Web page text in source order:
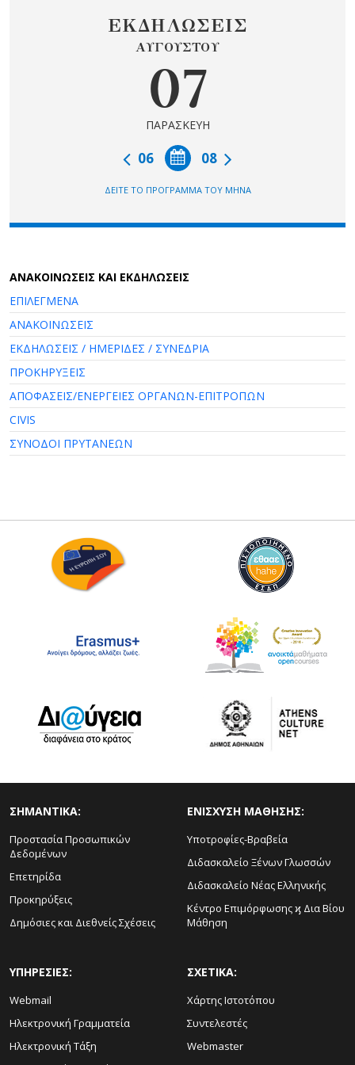
ΕΚΔΗΛΩΣΕΙΣ
ΑΥΓΟΥΣΤΟΥ
07
ΠΑΡΑΣΚΕΥΗ
08
06
ΔΕΙΤΕ ΤΟ ΠΡΟΓΡΑΜΜΑ ΤΟΥ ΜΗΝΑ
AΝΑΚΟΙΝΩΣΕΙΣ ΚΑΙ ΕΚΔΗΛΩΣΕΙΣ
ΕΠΙΛΕΓΜΕΝΑ
ΑΝΑΚΟΙΝΩΣΕΙΣ
ΕΚΔΗΛΩΣΕΙΣ / ΗΜΕΡΙΔΕΣ / ΣΥΝΕΔΡΙΑ
ΠΡΟΚΗΡΥΞΕΙΣ
ΑΠΟΦΑΣΕΙΣ/ΕΝΕΡΓΕΙΕΣ ΟΡΓΑΝΩΝ-ΕΠΙΤΡΟΠΩΝ
CIVIS
ΣΥΝΟΔΟΙ ΠΡΥΤΑΝΕΩΝ
ΣΗΜΑΝΤΙΚΑ:
Προστασία Προσωπικών
Δεδομένων
Επετηρίδα
Προκηρύξεις
Δημόσιες και Διεθνείς Σχέσεις
ΕΝΙΣΧΥΣΗ ΜΑΘΗΣΗΣ:
Υποτροφίες-Βραβεία
Διδασκαλείο Ξένων Γλωσσών
Διδασκαλείο Νέας Ελληνικής
Κέντρο Επιμόρφωσης ϗ Δια Βίου
Μάθηση
ΥΠΗΡΕΣΙΕΣ:
Webmail
Ηλεκτρονική Γραμματεία
Ηλεκτρονική Τάξη
ΣΧΕΤΙΚΑ:
Χάρτης Ιστοτόπου
Συντελεστές
Webmaster